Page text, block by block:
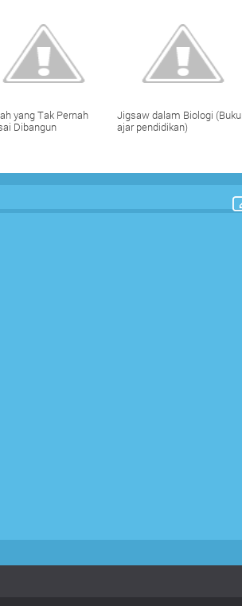
yang Tak Pernah
Dibangun
Jigsaw dalam Biologi (Buku
ajar pendidikan)